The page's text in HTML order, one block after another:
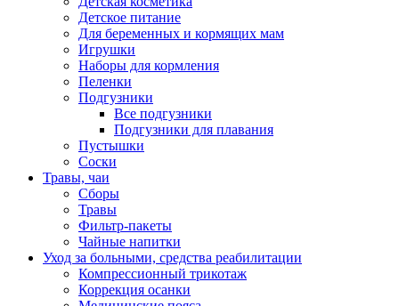
Детское питание
Для беременных и кормящих мам
Игрушки
Наборы для кормления
Пеленки
Подгузники
Все подгузники
Подгузники для плавания
Пустышки
Соски
Травы, чаи
Сборы
Травы
Фильтр-пакеты
Чайные напитки
Уход за больными, средства реабилитации
Компрессионный трикотаж
Коррекция осанки